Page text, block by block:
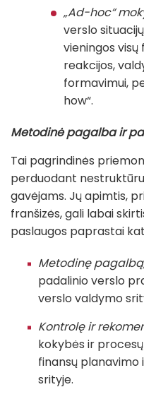
„Ad-hoc“
verslo
vieningos
reakcijos,
formavimui,
how“.
Metodinė pagalba ir
Tai pagrindinės
perduodant
gavėjams. Jų apimtis,
franšizės, gali labai
paslaugos paprastai
Metodinę
padalinio verslo
verslo valdymo
Kontrolę ir
kokybės ir
finansų
srityje.